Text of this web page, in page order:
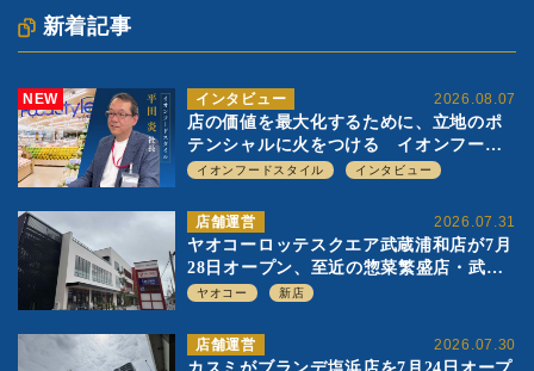
新着記事
NEW 2026.08.07
インタビュー
店の価値を最大化するために、立地のポ
テンシャルに火をつける イオンフード
スタイル 平田 炎社長
イオンフードスタイル インタビュー
2026.07.31
店舗運営
ヤオコーロッテスクエア武蔵浦和店が7月
28日オープン、至近の惣菜繁盛店・武蔵
浦和店とは生鮮強化、ですみ分け
ヤオコー 新店
2026.07.30
店舗運営